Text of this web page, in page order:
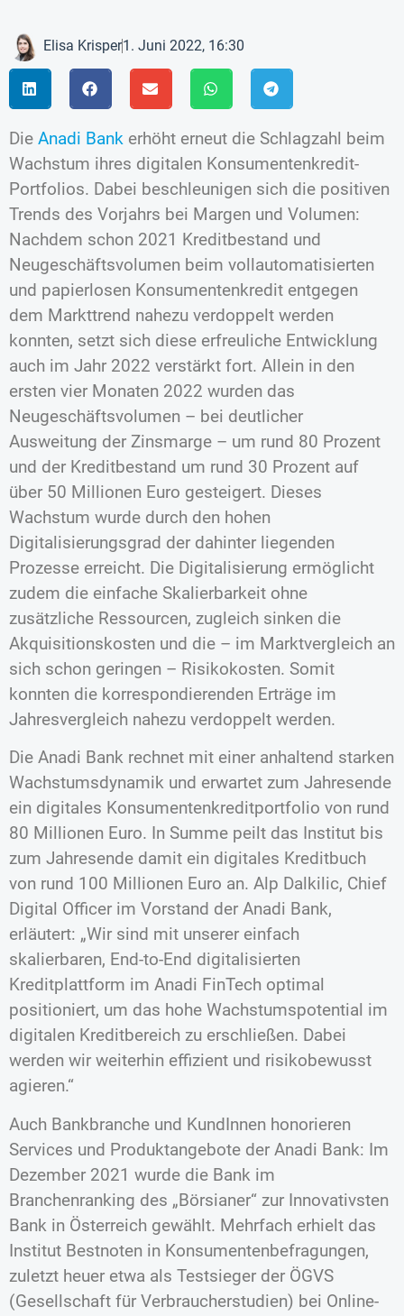
Elisa Krisper1. Juni 2022, 16:30
Die Anadi Bank erhöht erneut die Schlagzahl beim
Wachstum ihres digitalen Konsumentenkredit-
Portfolios. Dabei beschleunigen sich die positiven
Trends des Vorjahrs bei Margen und Volumen:
Nachdem schon 2021 Kreditbestand und
Neugeschäftsvolumen beim vollautomatisierten
und papierlosen Konsumentenkredit entgegen
dem Markttrend nahezu verdoppelt werden
konnten, setzt sich diese erfreuliche Entwicklung
auch im Jahr 2022 verstärkt fort. Allein in den
ersten vier Monaten 2022 wurden das
Neugeschäftsvolumen – bei deutlicher
Ausweitung der Zinsmarge – um rund 80 Prozent
und der Kreditbestand um rund 30 Prozent auf
über 50 Millionen Euro gesteigert. Dieses
Wachstum wurde durch den hohen
Digitalisierungsgrad der dahinter liegenden
Prozesse erreicht. Die Digitalisierung ermöglicht
zudem die einfache Skalierbarkeit ohne
zusätzliche Ressourcen, zugleich sinken die
Akquisitionskosten und die – im Marktvergleich an
sich schon geringen – Risikokosten. Somit
konnten die korrespondierenden Erträge im
Jahresvergleich nahezu verdoppelt werden.
Die Anadi Bank rechnet mit einer anhaltend starken
Wachstumsdynamik und erwartet zum Jahresende
ein digitales Konsumentenkreditportfolio von rund
80 Millionen Euro. In Summe peilt das Institut bis
zum Jahresende damit ein digitales Kreditbuch
von rund 100 Millionen Euro an. Alp Dalkilic, Chief
Digital Officer im Vorstand der Anadi Bank,
erläutert: „Wir sind mit unserer einfach
skalierbaren, End-to-End digitalisierten
Kreditplattform im Anadi FinTech optimal
positioniert, um das hohe Wachstumspotential im
digitalen Kreditbereich zu erschließen. Dabei
werden wir weiterhin effizient und risikobewusst
agieren.“
Auch Bankbranche und KundInnen honorieren
Services und Produktangebote der Anadi Bank: Im
Dezember 2021 wurde die Bank im
Branchenranking des „Börsianer“ zur Innovativsten
Bank in Österreich gewählt. Mehrfach erhielt das
Institut Bestnoten in Konsumentenbefragungen,
zuletzt heuer etwa als Testsieger der ÖGVS
(Gesellschaft für Verbraucherstudien) bei Online-